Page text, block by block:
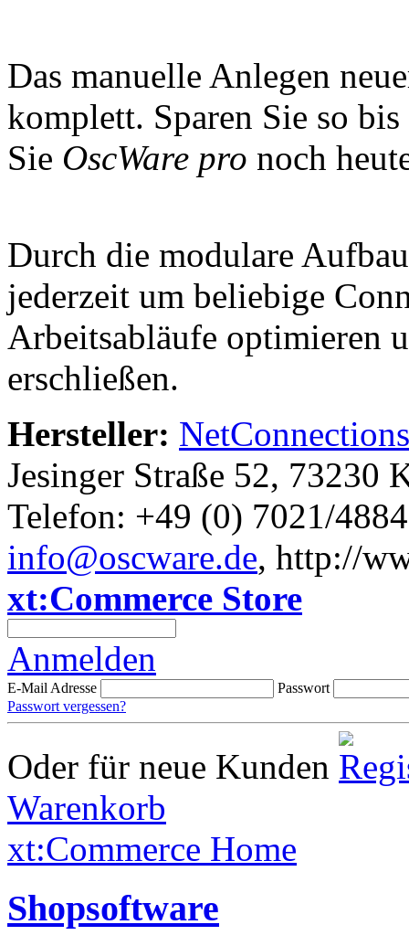
Das manuelle Anlegen
komplett. Sparen Sie so
Sie OscWare pro noch
Durch die modulare
jederzeit um beliebige
Arbeitsabläufe optimieren
erschließen.
Hersteller:
Jesinger Straße 52, 73230
Telefon: +49 (0) 7021/
info@oscware.de, http://
xt:Commerce Store
Anmelden
E-Mail Adresse
Passwort
Passwort vergessen?
Oder für neue Kunden
Warenkorb
xt:Commerce Home
Shopsoftware